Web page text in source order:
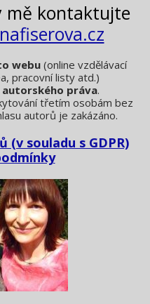
mě kontaktujte
webu(online vzdělávací
pracovní listy atd.)
autorského práva.
třetím osobám bez
autorů je zakázáno.
(v souladu s GDPR)